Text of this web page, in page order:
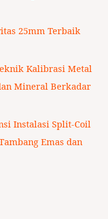
25mm Terbaik
Kalibrasi Metal
Mineral Berkadar
Instalasi Split-Coil
Emas dan